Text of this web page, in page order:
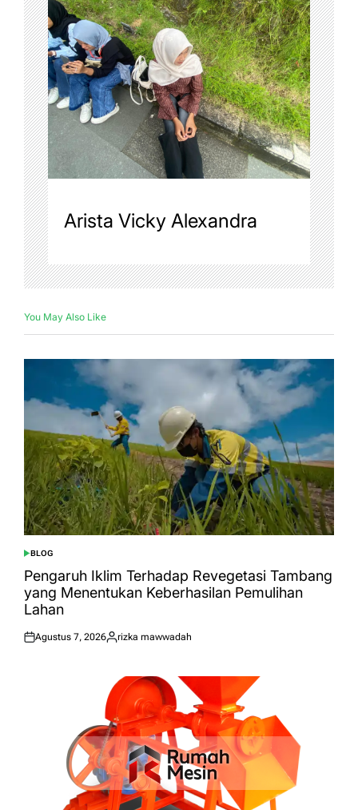
Arista Vicky Alexandra
You May Also Like
POSTED
IN
BLOG
Pengaruh Iklim Terhadap Revegetasi Tambang
yang Menentukan Keberhasilan Pemulihan
Lahan
Posted
Agustus 7, 2026
Posted
rizka mawwadah